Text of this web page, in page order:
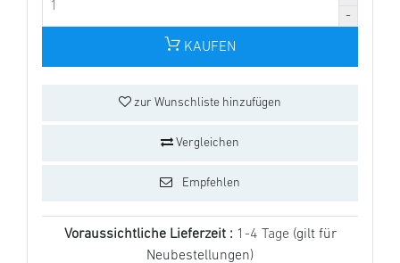
KAUFEN
zur Wunschliste hinzufügen
Vergleichen
Empfehlen
Voraussichtliche Lieferzeit : 1-4 Tage (gilt für
Neubestellungen)